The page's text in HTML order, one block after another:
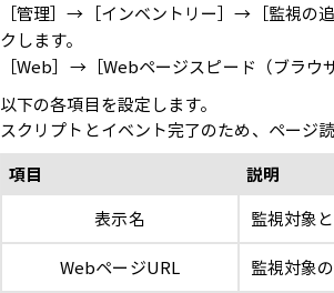
［管理］→［インベントリー］→［監視の
クします。
［Web］→［Webページスピード（ブラウ
以下の各項目を設定します。
スクリプトとイベント完了のため、ページ
項目
説明
表示名
監視対象
WebページURL
監視対象